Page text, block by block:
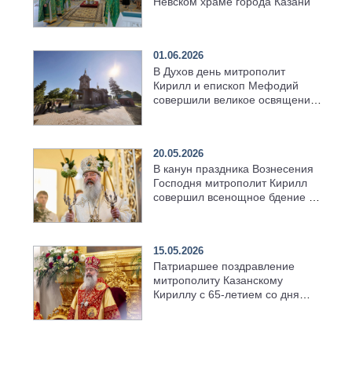
01.06.2026
В Духов день митрополит
Кирилл и епископ Мефодий
совершили великое освящение
20.05.2026
В канун праздника Вознесения
Господня митрополит Кирилл
совершил всенощное бдение в
15.05.2026
Патриаршее поздравление
митрополиту Казанскому
Кириллу с 65-летием со дня